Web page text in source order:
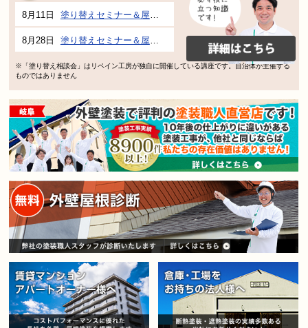
8月11日 塗り替えセミナー＆屋根、外壁の塗り替え市民講座 inぎふメディアコスモス
8月28日 塗り替えセミナー＆屋根、外壁の塗り替え市民講座 inぎふメディアコスモス
※「塗り替え相談会」はリペイン工房が独自に開催している講座です。自治体が主催する
ものではありません